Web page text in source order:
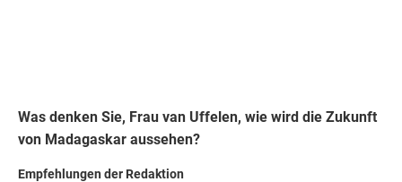
Was denken Sie, Frau van Uffelen, wie wird die Zukunft
von Madagaskar aussehen?
Empfehlungen der Redaktion